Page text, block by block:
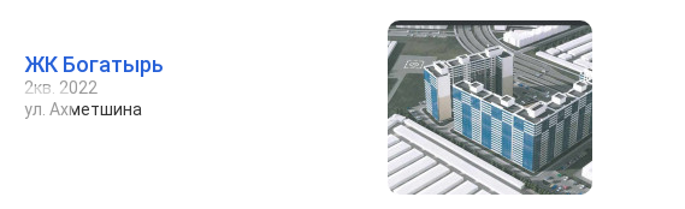
ЖК Богатырь
2кв. 2022
ул. Ахметшина